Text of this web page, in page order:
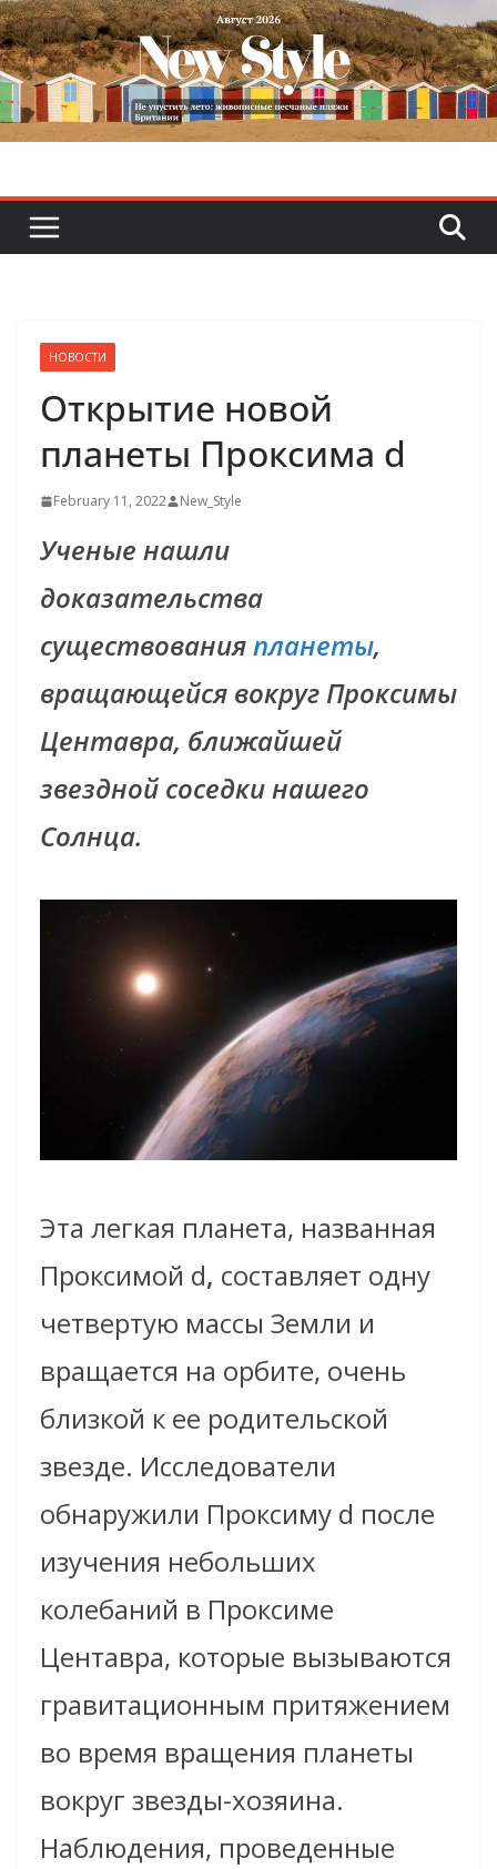
Skip
to
content
НОВОСТИ
Открытие новой
планеты Проксима d
February 11, 2022 New_Style
Ученые нашли
доказательства
существованияпланеты,
вращающейся вокруг Проксимы
Центавра, ближайшей
звездной соседки нашего
Солнца.
Эта легкая планета, названная
Проксимой d, составляет одну
четвертую массы Земли и
вращается на орбите, очень
близкой к ее родительской
звезде. Исследователи
обнаружили Проксиму d после
изучения небольших
колебаний в Проксиме
Центавра, которые вызываются
гравитационным притяжением
во время вращения планеты
вокруг звезды-хозяина.
Наблюдения, проведенные